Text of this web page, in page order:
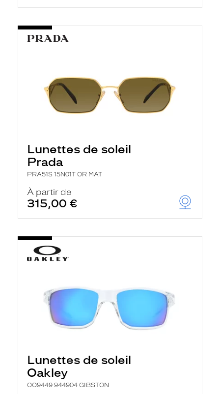
Lunettes de soleil
Prada
PRA51S 15N01T OR MAT
À partir de
315,00 €
Lunettes de soleil
Oakley
OO9449 944904 GIBSTON